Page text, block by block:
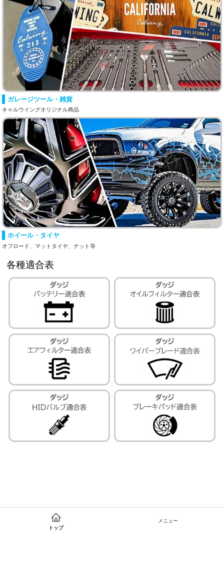
ガレージツール・雑貨
キャルウイングオリジナル商品
ホイール・タイヤ
オフロード、マットタイヤ、ナット等
各種適合表
トップ
メニュー